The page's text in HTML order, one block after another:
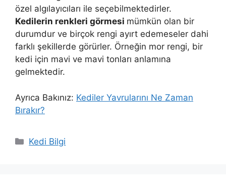
özel algılayıcıları ile seçebilmektedirler.
Kedilerin renkleri görmesi mümkün olan bir
durumdur ve birçok rengi ayırt edemeseler dahi
farklı şekillerde görürler. Örneğin mor rengi, bir
kedi için mavi ve mavi tonları anlamına
gelmektedir.
Ayrıca Bakınız: Kediler Yavrularını Ne Zaman
Bırakır?
Kategoriler
Kedi Bilgi